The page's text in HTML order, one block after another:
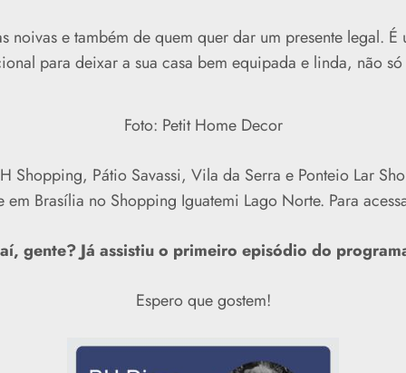
noivas e também de quem quer dar um presente legal.
para deixar a sua casa bem equipada e linda, não
Foto: Petit Home Decor
Shopping, Pátio Savassi, Vila da Serra e Ponteio Lar
em Brasília no Shopping Iguatemi Lago Norte. Para
gente? Já assistiu o primeiro episódio do
Espero que gostem!